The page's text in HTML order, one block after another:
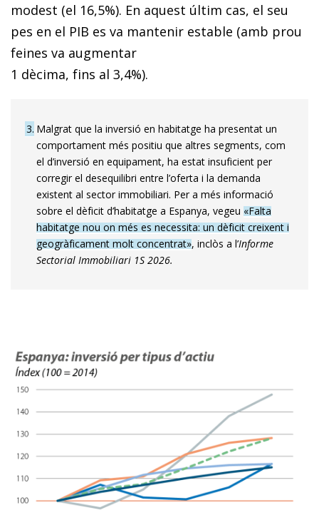
modest (el 16,5%). En aquest últim cas, el seu
pes en el PIB es va mantenir estable (amb prou
feines va augmentar
1 dècima, fins al 3,4%).
3 Malgrat que la inversió en habitatge ha presentat un
comportament més positiu que altres segments, com
el d’inversió en equipament, ha estat insuficient per
corregir el desequilibri entre l’oferta i la demanda
existent al sector immobiliari. Per a més informació
sobre el dèficit d’habitatge a Espanya, vegeu «Falta
habitatge nou on més es necessita: un dèficit creixent i
geogràficament molt concentrat», inclòs a l’Informe
Sectorial Immobiliari 1S 2026.